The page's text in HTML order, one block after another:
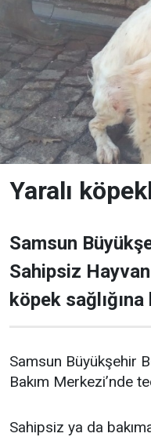
Yaralı
Samsun
Sahipsiz
köpek
Samsun Büyükşehir
Bakım Merkezi’nde
Sahipsiz ya da